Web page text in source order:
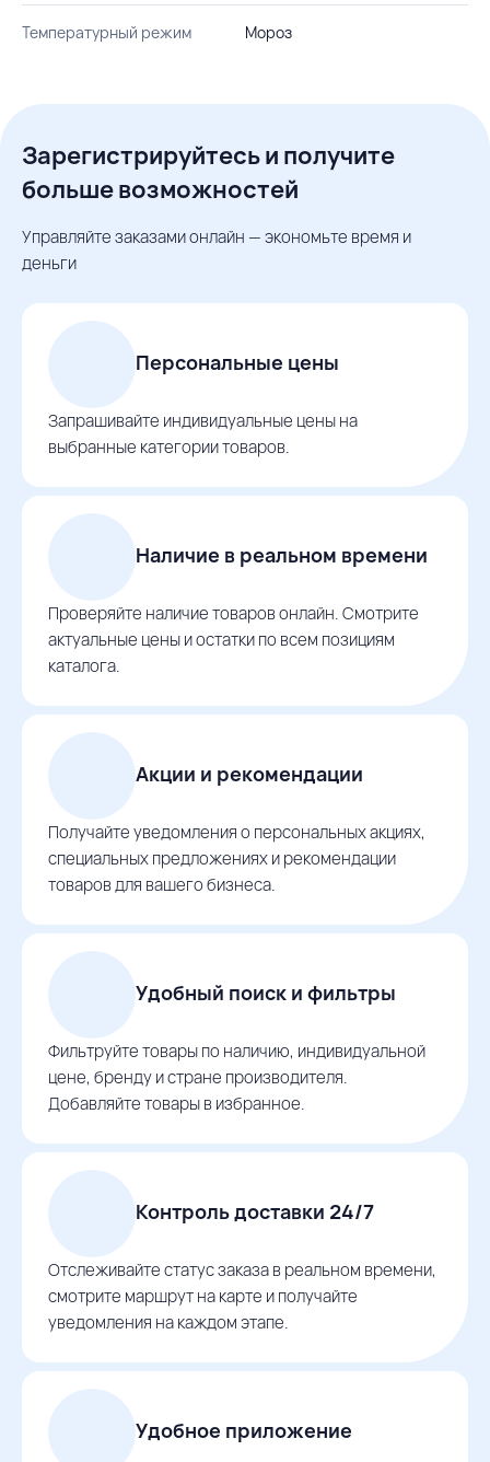
Температурный режим Мороз
Зарегистрируйтесь и получите
больше возможностей
Управляйте заказами онлайн — экономьте время и
деньги
Персональные цены
Запрашивайте индивидуальные цены на
выбранные категории товаров.
Наличие в реальном времени
Проверяйте наличие товаров онлайн. Смотрите
актуальные цены и остатки по всем позициям
каталога.
Акции и рекомендации
Получайте уведомления о персональных акциях,
специальных предложениях и рекомендации
товаров для вашего бизнеса.
Удобный поиск и фильтры
Фильтруйте товары по наличию, индивидуальной
цене, бренду и стране производителя.
Добавляйте товары в избранное.
Контроль доставки 24/7
Отслеживайте статус заказа в реальном времени,
смотрите маршрут на карте и получайте
уведомления на каждом этапе.
Удобное приложение